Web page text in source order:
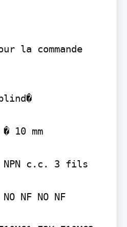
la commande
10 mm
NPN c.c. 3 fils
NF NO NF